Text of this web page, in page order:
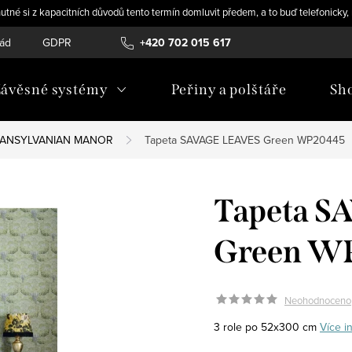
si z kapacitních důvodů tento termín domluvit předem, a to buď
+420 702 015 617
GDPR
systémy Peřiny a polštáře
MANOR Tapeta SAVAGE LEAVES Green WP20445
Tapeta
Green
Neohodnoceno
3 role po 52x300 cm Více